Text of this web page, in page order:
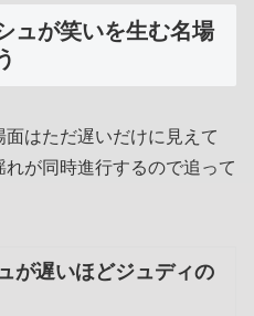
ュが笑いを生む名場
はただ遅いだけに見えて
が同時進行するので追って
が遅いほどジュディの